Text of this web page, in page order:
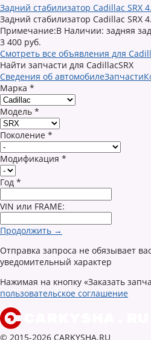
Задний стабилизатор Cadillac SRX
Задний стабилизатор Cadillac SRX
Примечание:В Наличии: задняя
3 400 руб.
Смотреть все объявления для
Найти запчасти для CadillacSRX
Сведения об автомобилеЗапчасти
Марка *
Модель *
Поколение *
Модификация *
Год *
VIN или FRAME:
Продолжить →
Отправка запроса не обязывает
уведомительный характер
Нажимая на кнопку «Заказать
пользовательское соглашение
© 2015-2026 CARKYSHA.RU